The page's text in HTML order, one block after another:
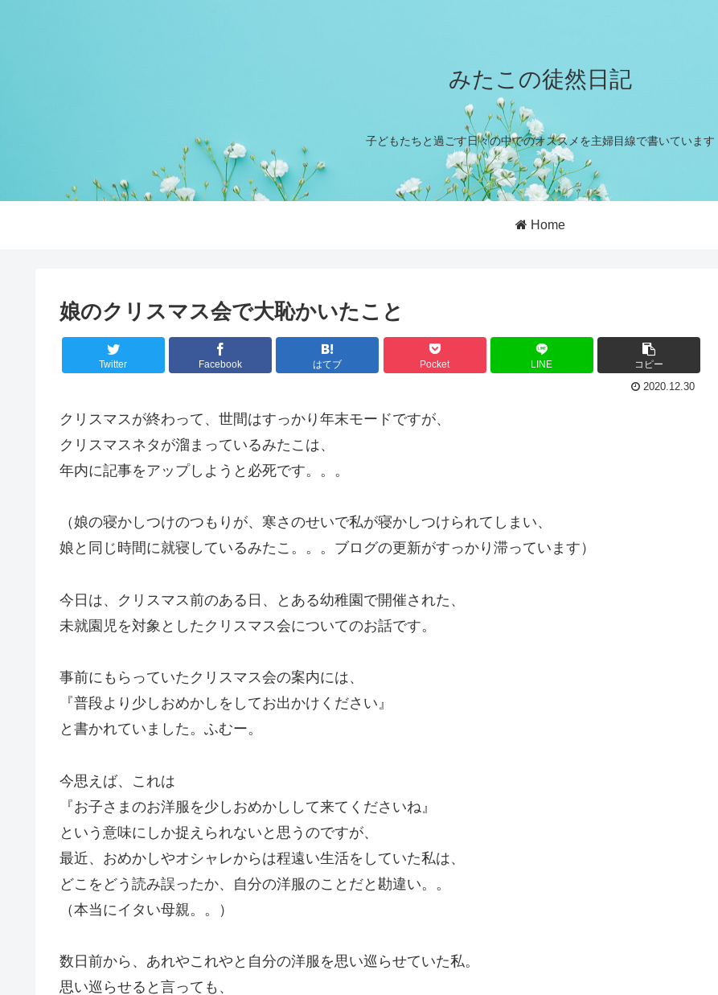
みたこの徒然日記
子どもたちと過ごす日々の中でのオススメを主婦目線で書いています
Home
娘のクリスマス会で大恥かいたこと
Twitter Facebook はてブ Pocket LINE コピー
2020.12.30
クリスマスが終わって、世間はすっかり年末モードですが、
クリスマスネタが溜まっているみたこは、
年内に記事をアップしようと必死です。。。
（娘の寝かしつけのつもりが、寒さのせいで私が寝かしつけられてしまい、
娘と同じ時間に就寝しているみたこ。。。ブログの更新がすっかり滞っています）
今日は、クリスマス前のある日、とある幼稚園で開催された、
未就園児を対象としたクリスマス会についてのお話です。
事前にもらっていたクリスマス会の案内には、
『普段より少しおめかしをしてお出かけください』
と書かれていました。ふむー。
今思えば、これは
『お子さまのお洋服を少しおめかしして来てくださいね』
という意味にしか捉えられないと思うのですが、
最近、おめかしやオシャレからは程遠い生活をしていた私は、
どこをどう読み誤ったか、自分の洋服のことだと勘違い。。
（本当にイタい母親。。）
数日前から、あれやこれやと自分の洋服を思い巡らせていた私。
思い巡らせると言っても、